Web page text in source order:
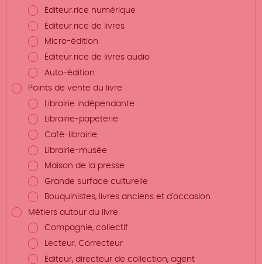
Éditeur.rice numérique
Éditeur.rice de livres
Micro-édition
Éditeur.rice de livres audio
Auto-édition
Points de vente du livre
Librairie indépendante
Librairie-papeterie
Café-librairie
Librairie-musée
Maison de la presse
Grande surface culturelle
Bouquinistes, livres anciens et d'occasion
Métiers autour du livre
Compagnie, collectif
Lecteur, Correcteur
Éditeur, directeur de collection, agent